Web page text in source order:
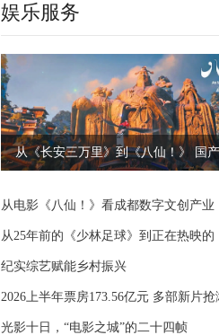
娱乐服务
从电影《八仙！》看成都数字文创产业
纪实综艺赋能乡村振兴
光影十日，“电影之城”的二十四帧